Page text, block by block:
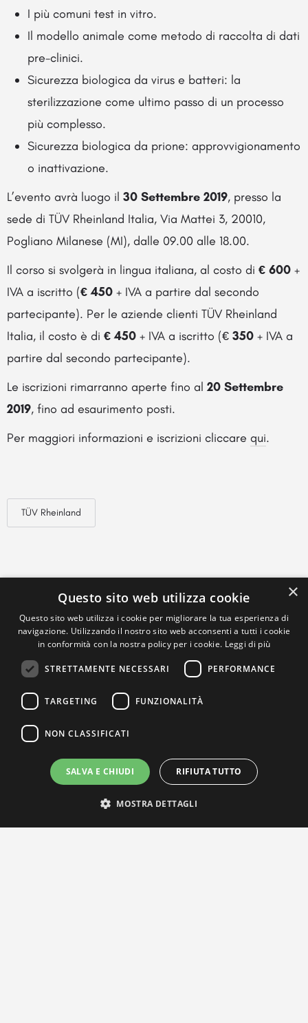
I più comuni test in vitro.
Il modello animale come metodo di raccolta di dati
pre-clinici.
Sicurezza biologica da virus e batteri: la
sterilizzazione come ultimo passo di un processo
più complesso.
Sicurezza biologica da prione: approvvigionamento
o inattivazione.
L’evento avrà luogo il 30 Settembre 2019, presso la
sede di TÜV Rheinland Italia, Via Mattei 3, 20010,
Pogliano Milanese (MI), dalle 09.00 alle 18.00.
Il corso si svolgerà in lingua italiana, al costo di € 600 +
IVA a iscritto (€ 450 + IVA a partire dal secondo
partecipante). Per le aziende clienti TÜV Rheinland
Italia, il costo è di € 450 + IVA a iscritto (€ 350 + IVA a
partire dal secondo partecipante).
Le iscrizioni rimarranno aperte fino al 20 Settembre
2019, fino ad esaurimento posti.
Per maggiori informazioni e iscrizioni cliccare qui.
TÜV Rheinland
×
Questo sito web utilizza cookie
Questo sito web utilizza i cookie per migliorare la tua esperienza di
navigazione. Utilizzando il nostro sito web acconsenti a tutti i cookie
in conformità con la nostra policy per i cookie. Leggi di più
STRETTAMENTE NECESSARI PERFORMANCE
TARGETING FUNZIONALITÀ
NON CLASSIFICATI
SALVA E CHIUDI RIFIUTA TUTTO
MOSTRA DETTAGLI